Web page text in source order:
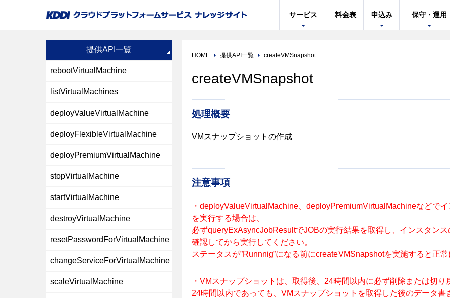
サービス 料金表 申込み 保守・運用
HOME 提供API一覧 createVMSnapshot
createVMSnapshot
処理概要
VMスナップショットの作成
注意事項
・deployValueVirtualMachine、deployPremiumVirtualMachineなどで
を実行する場合は、
必ずqueryExAsyncJobResultでJOBの実行結果を取得し、インスタン
確認してから実行してください。
ステータスが”Runnnig”になる前にcreateVMSnapshotを実施すると正
・VMスナップショットは、取得後、24時間以内に必ず削除または切り
24時間以内であっても、VMスナップショットを取得した後のデータ
提供API一覧
rebootVirtualMachine
listVirtualMachines
deployValueVirtualMachine
deployFlexibleVirtualMachine
deployPremiumVirtualMachine
stopVirtualMachine
startVirtualMachine
destroyVirtualMachine
resetPasswordForVirtualMachine
changeServiceForVirtualMachine
scaleVirtualMachine